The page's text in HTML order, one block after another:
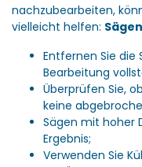
nachzubearbeiten,
vielleicht helfen:
Entfernen Sie die
Bearbeitung
Überprüfen Sie,
keine
Sägen mit hoher
Ergebnis;
Verwenden Sie